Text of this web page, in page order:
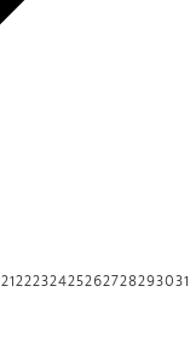
2122232425262728293031